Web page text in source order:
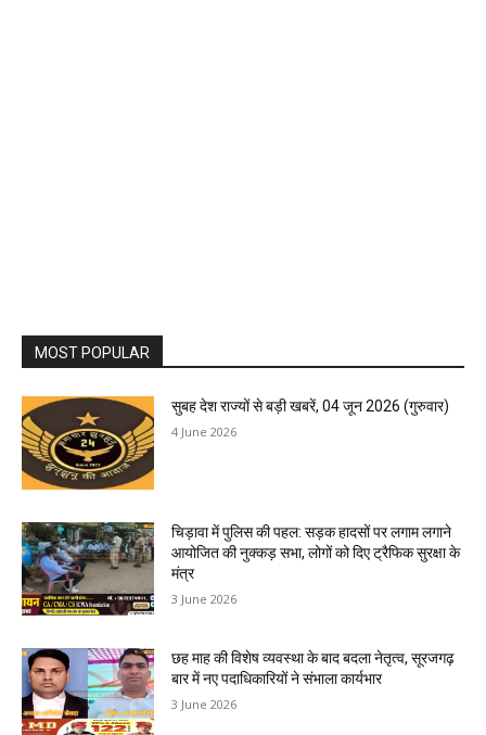
MOST POPULAR
सुबह देश राज्यों से बड़ी खबरें, 04 जून 2026 (गुरुवार)
4 June 2026
चिड़ावा में पुलिस की पहल: सड़क हादसों पर लगाम लगाने
आयोजित की नुक्कड़ सभा, लोगों को दिए ट्रैफिक सुरक्षा के
मंत्र
3 June 2026
छह माह की विशेष व्यवस्था के बाद बदला नेतृत्व, सूरजगढ़
बार में नए पदाधिकारियों ने संभाला कार्यभार
3 June 2026